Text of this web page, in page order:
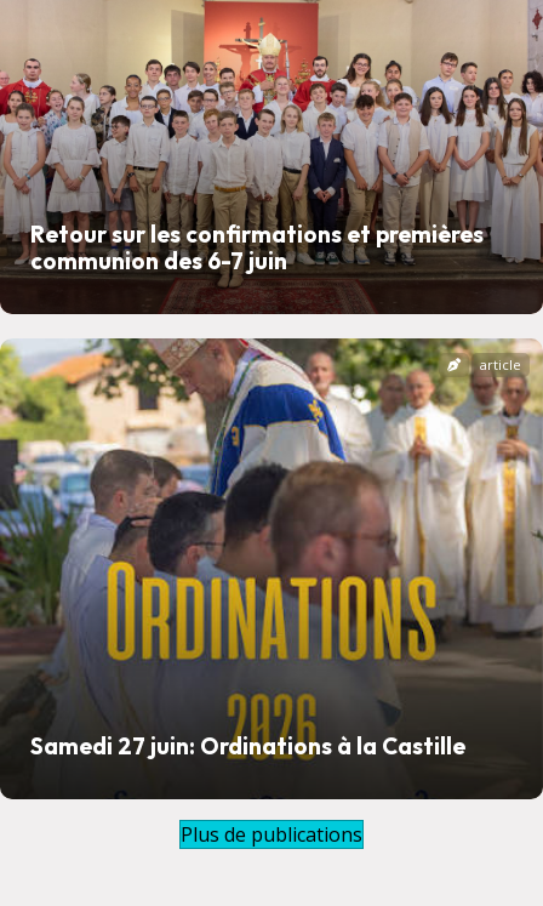
Retour sur les confirmations et premières
communion des 6-7 juin
Samedi 27 juin: Ordinations à la Castille
article
Plus de publications